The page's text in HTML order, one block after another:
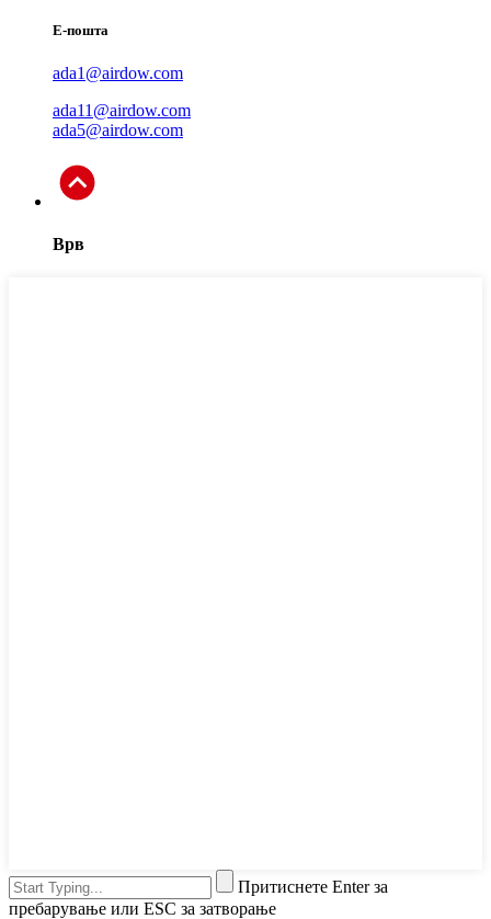
Е-пошта
ada1@airdow.com
ada11@airdow.com
ada5@airdow.com
Врв
Притиснете Enter за
пребарување или ESC за затворање